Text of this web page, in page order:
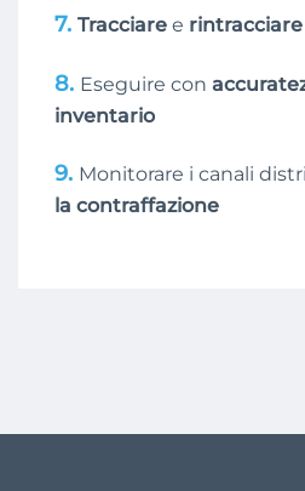
7. Tracciare e rintracciare
8. Eseguire con
inventario
9. Monitorare i canali
la contraffazione